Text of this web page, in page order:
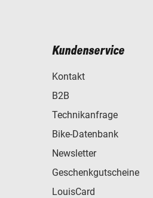
Kundenservice
Kontakt
B2B
Technikanfrage
Bike-Datenbank
Newsletter
Geschenkgutscheine
LouisCard